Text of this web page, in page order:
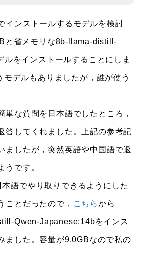
インストールするモデルを検討
と省メモリな8b-llama-distill-
ルをインストールすることにしま
モデルもありましたが，誰が使う
単な質問を日本語でしたところ，
答してくれました。上記の参考記
ましたが，突然英語や中国語で返
うです。
語でやり取りできるようにした
ことだったので， こちらから
Qwen-Japanese:14bをインス
ました。容量が9.0GBなので私の